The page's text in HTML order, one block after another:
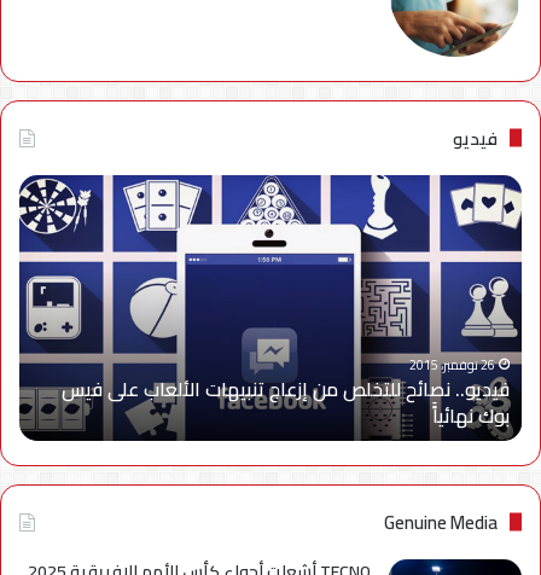
فيديو
فيديو..
نصائح
للتخلص
من
إزعاج
تنبيهات
الألعاب
على
فيس
بوك
نهائياًَ
26 نوفمبر، 2015
فيديو.. نصائح للتخلص من إزعاج تنبيهات الألعاب على فيس
بوك نهائياًَ
Genuine Media